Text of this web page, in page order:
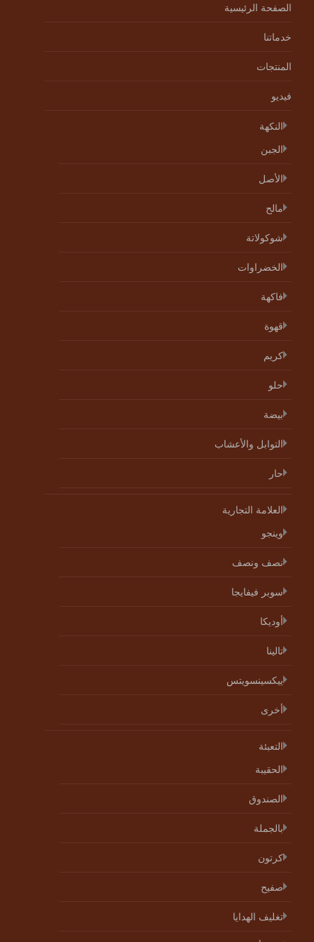
الصفحة الرئيسية
خدماتنا
المنتجات
فيديو
النكهة
الجبن
الأصل
مالح
شوكولاتة
الخضراوات
فاكهة
قهوة
كريم
حلو
بيضة
التوابل والأعشاب
حار
العلامة التجارية
وينجو
نصف ونصف
سوبر فيفايجا
أوديكا
تالينا
ييكسينسويتس
أخرى
التعبئة
الحقيبة
الصندوق
بالجملة
كرتون
صفيح
تغليف الهدايا